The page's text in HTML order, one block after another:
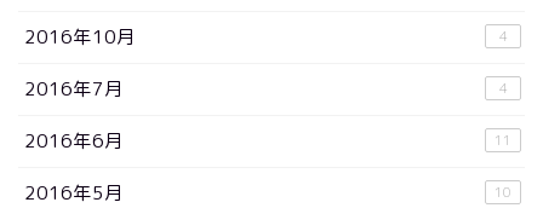
2016年10月 4
2016年7月 4
2016年6月 11
2016年5月 10